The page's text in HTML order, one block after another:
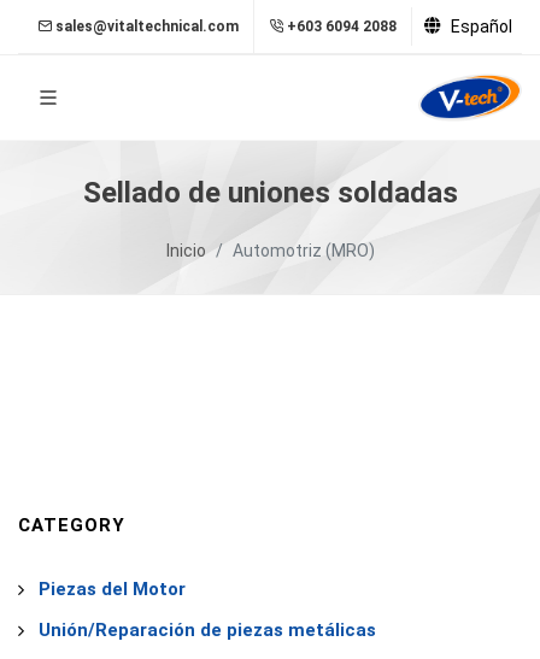
sales@vitaltechnical.com +603 6094 2088 Español
Sellado de uniones soldadas
Inicio Automotriz (MRO)
CATEGORY
Piezas del Motor
Unión/Reparación de piezas metálicas